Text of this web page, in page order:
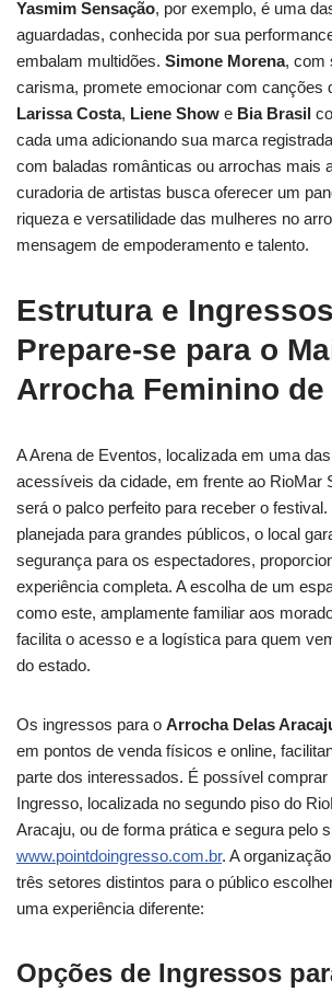
Yasmim Sensação, por exemplo, é uma
aguardadas, conhecida por sua
embalam multidões. Simone Morena, com
carisma, promete emocionar com canções
Larissa Costa, Liene Show e Bia Brasil
cada uma adicionando sua marca
com baladas românticas ou arrochas mais
curadoria de artistas busca oferecer um
riqueza e versatilidade das mulheres no
mensagem de empoderamento e talento.
Estrutura e
Prepare-se para o
Arrocha Feminino de
A Arena de Eventos, localizada em uma
acessíveis da cidade, em frente ao RioMar
será o palco perfeito para receber o
planejada para grandes públicos, o local
segurança para os espectadores,
experiência completa. A escolha de um
como este, amplamente familiar aos
facilita o acesso e a logística para quem
do estado.
Os ingressos para o Arrocha Delas
em pontos de venda físicos e online,
parte dos interessados. É possível comprar
Ingresso, localizada no segundo piso do
Aracaju, ou de forma prática e segura pelo
www.pointdoingresso.com.br. A
três setores distintos para o público
uma experiência diferente:
Opções de Ingressos